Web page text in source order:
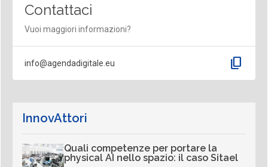
Contattaci
Vuoi maggiori informazioni?
info@agendadigitale.eu content_copy
InnovAttori
Quali competenze per portare la
physical AI nello spazio: il caso Sitael